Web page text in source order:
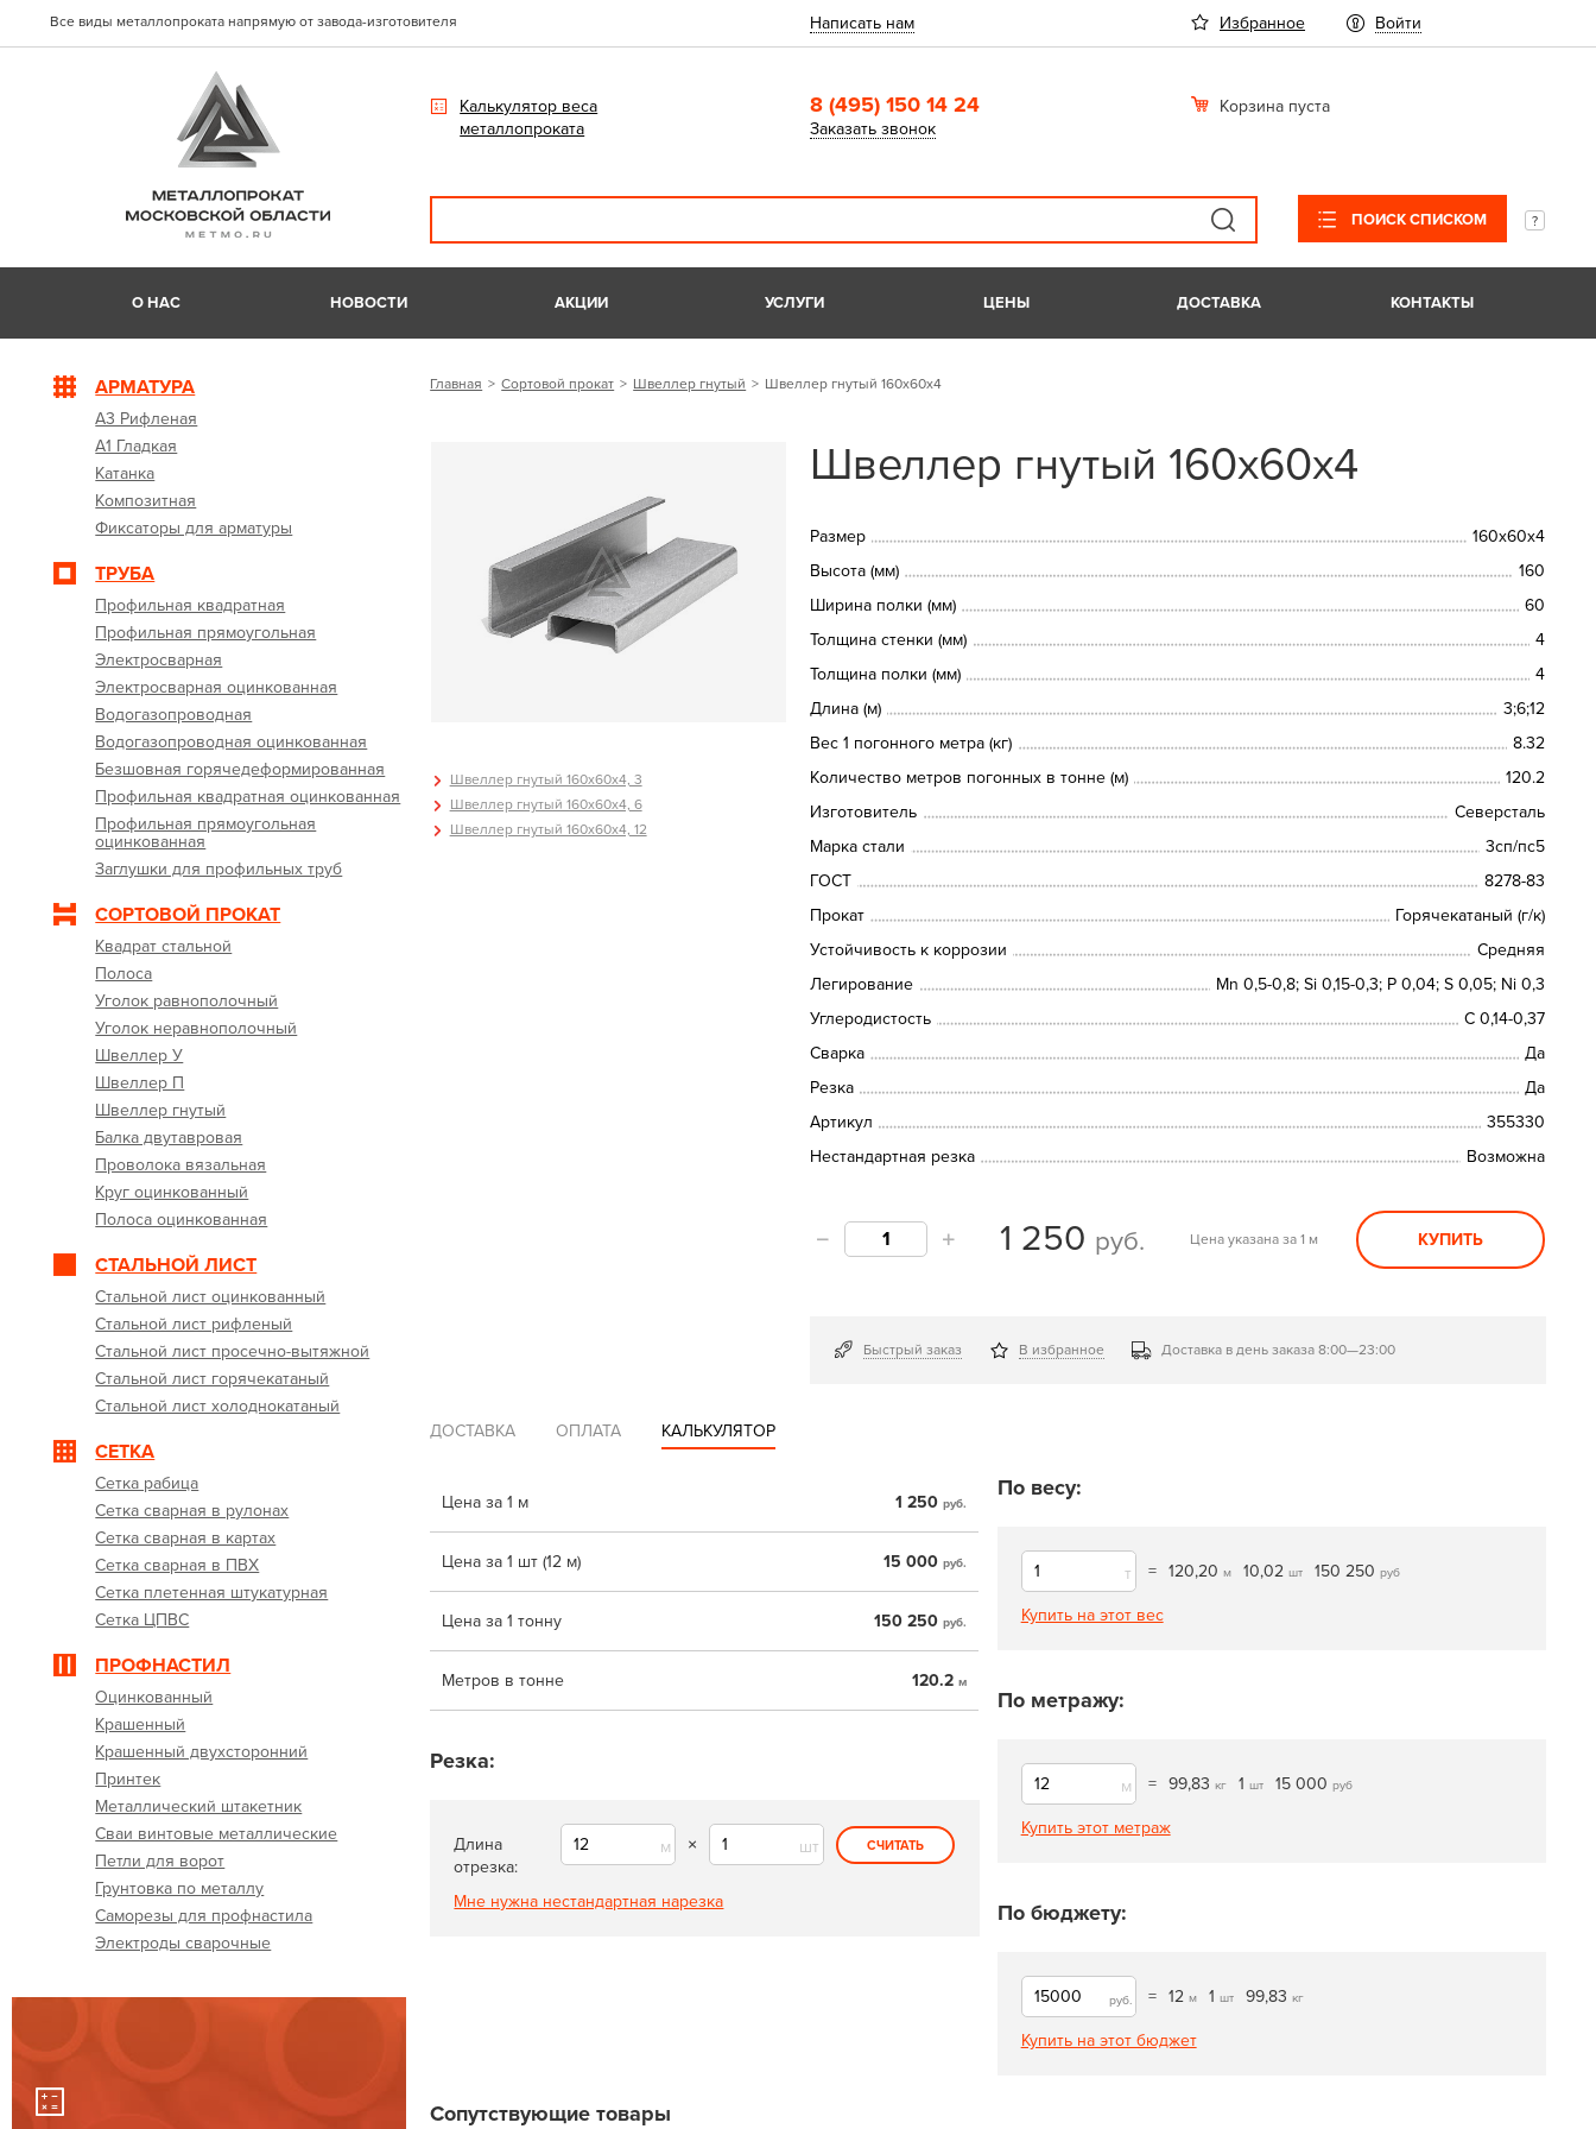
Все виды металлопроката напрямую от завода-изготовителя Написать нам Избранное Войти
Калькулятор веса
металлопроката
8 (495) 150 14 24
Заказать звонок
Корзина пуста
ПОИСК СПИСКОМ
О НАС НОВОСТИ АКЦИИ УСЛУГИ ЦЕНЫ ДОСТАВКА КОНТАКТЫ
АРМАТУРА
А3 Рифленая
А1 Гладкая
Катанка
Композитная
Фиксаторы для арматуры
ТРУБА
Профильная квадратная
Профильная прямоугольная
Электросварная
Электросварная оцинкованная
Водогазопроводная
Водогазопроводная оцинкованная
Безшовная горячедеформированная
Профильная квадратная оцинкованная
Профильная прямоугольная
оцинкованная
Заглушки для профильных труб
СОРТОВОЙ ПРОКАТ
Квадрат стальной
Полоса
Уголок равнополочный
Уголок неравнополочный
Швеллер У
Швеллер П
Швеллер гнутый
Балка двутавровая
Проволока вязальная
Круг оцинкованный
Полоса оцинкованная
СТАЛЬНОЙ ЛИСТ
Стальной лист оцинкованный
Стальной лист рифленый
Стальной лист просечно-вытяжной
Стальной лист горячекатаный
Стальной лист холоднокатаный
СЕТКА
Сетка рабица
Сетка сварная в рулонах
Сетка сварная в картах
Сетка сварная в ПВХ
Сетка плетенная штукатурная
Сетка ЦПВС
ПРОФНАСТИЛ
Оцинкованный
Крашенный
Крашенный двухсторонний
Принтек
Металлический штакетник
Сваи винтовые металлические
Петли для ворот
Грунтовка по металлу
Саморезы для профнастила
Электроды сварочные
Главная Сортовой прокат Швеллер гнутый Швеллер гнутый 160х60х4
Швеллер гнутый 160х60х4, 3
Швеллер гнутый 160х60х4, 6
Швеллер гнутый 160х60х4, 12
Швеллер гнутый 160х60х4
Размер
160х60х4
Высота (мм)
160
Ширина полки (мм)
60
Толщина стенки (мм)
4
Толщина полки (мм)
4
Длина (м)
3;6;12
Вес 1 погонного метра (кг)
8.32
Количество метров погонных в тонне (м)
120.2
Изготовитель
Северсталь
Марка стали
3сп/пс5
ГОСТ
8278-83
Прокат
Горячекатаный (г/к)
Устойчивость к коррозии
Средняя
Легирование
Mn 0,5-0,8; Si 0,15-0,3; P 0,04; S 0,05; Ni 0,3
Углеродистость
C 0,14-0,37
Сварка
Да
Резка
Да
Артикул
355330
Нестандартная резка
Возможна
1 250 руб. Цена указана за 1 м КУПИТЬ
Быстрый заказ В избранное Доставка в день заказа 8:00—23:00
ДОСТАВКА ОПЛАТА КАЛЬКУЛЯТОР
Цена за 1 м 1 250руб.
Цена за 1 шт (12 м) 15 000руб.
Цена за 1 тонну 150 250руб.
Метров в тонне 120.2м
Резка:
Длина
отрезка:
м × шт СЧИТАТЬ
Мне нужна нестандартная нарезка
По весу:
т = 120,20 м 10,02 шт 150 250 руб
Купить на этот вес
По метражу:
м = 99,83 кг 1 шт 15 000 руб
Купить этот метраж
По бюджету:
руб. = 12 м 1 шт 99,83 кг
Купить на этот бюджет
Сопутствующие товары